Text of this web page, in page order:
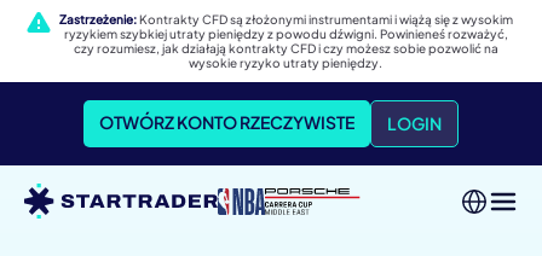
Zastrzeżenie:Kontrakty CFD są złożonymi instrumentami i wiążą się z wysokim
ryzykiem szybkiej utraty pieniędzy z powodu dźwigni. Powinieneś rozważyć,
czy rozumiesz, jak działają kontrakty CFD i czy możesz sobie pozwolić na
wysokie ryzyko utraty pieniędzy.
OTWÓRZ KONTO RZECZYWISTE LOGIN